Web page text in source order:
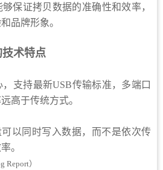
保证拷贝数据的准确性和效率，
品牌形象。
术特点
支持最新USB传输标准，多端口
高于传统方式。
以同时写入数据，而不是依次传
。
Report）